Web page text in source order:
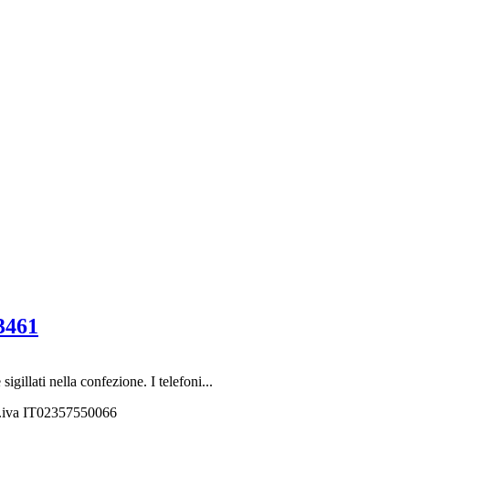
nella confezione. I telefoni...
IT02357550066